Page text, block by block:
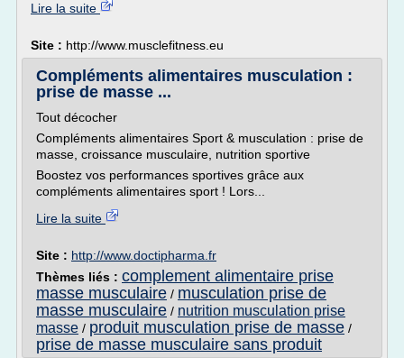
Lire la suite
Site : http://www.musclefitness.eu
Compléments alimentaires musculation :
prise de masse ...
Tout décocher
Compléments alimentaires Sport & musculation : prise de
masse, croissance musculaire, nutrition sportive
Boostez vos performances sportives grâce aux
compléments alimentaires sport ! Lors...
Lire la suite
Site : http://www.doctipharma.fr
Thèmes liés : complement alimentaire prise
masse musculaire / musculation prise de
masse musculaire / nutrition musculation prise
masse / produit musculation prise de masse /
prise de masse musculaire sans produit